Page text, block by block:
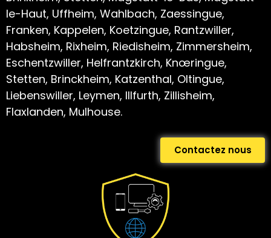
le-Haut, Uffheim, Wahlbach, Zaessingue,
Franken, Kappelen, Koetzingue, Rantzwiller,
Habsheim, Rixheim, Riedisheim, Zimmersheim,
Eschentzwiller, Helfrantzkirch, Knœringue,
Stetten, Brinckheim, Katzenthal, Oltingue,
Liebenswiller, Leymen, Illfurth, Zillisheim,
Flaxlanden, Mulhouse.
Contactez nous